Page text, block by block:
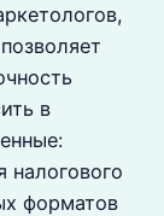
в
налогового
форматов